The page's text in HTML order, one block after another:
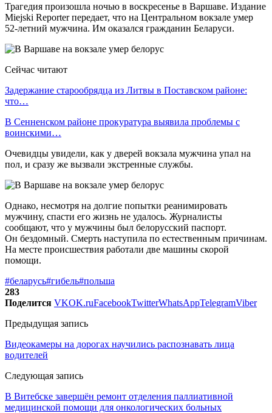
Трагедия произошла ночью в воскресенье в Варшаве. Издание
Miejski Reporter передает, что на Центральном вокзале умер
52-летний мужчина. Им оказался гражданин Беларуси.
Сейчас читают
Задержание старообрядца из Литвы в Поставском районе:
что…
В Сенненском районе прокуратура выявила проблемы с
воинскими…
Очевидцы увидели, как у дверей вокзала мужчина упал на
пол, и сразу же вызвали экстренные службы.
Однако, несмотря на долгие попытки реанимировать
мужчину, спасти его жизнь не удалось. Журналисты
сообщают, что у мужчины был белорусский паспорт.
Он бездомный. Смерть наступила по естественным причинам.
На месте происшествия работали две машины скорой
помощи.
#беларусь#гибель#польша
283
Поделится VKOK.ruFacebookTwitterWhatsAppTelegramViber
Предыдущая запись
Видеокамеры на дорогах научились распознавать лица
водителей
Следующая запись
В Витебске завершён ремонт отделения паллиативной
медицинской помощи для онкологических больных